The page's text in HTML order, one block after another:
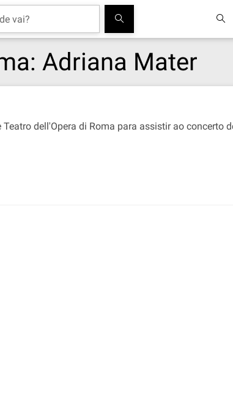
Adriana Mater
dell'Opera di Roma para assistir ao concerto